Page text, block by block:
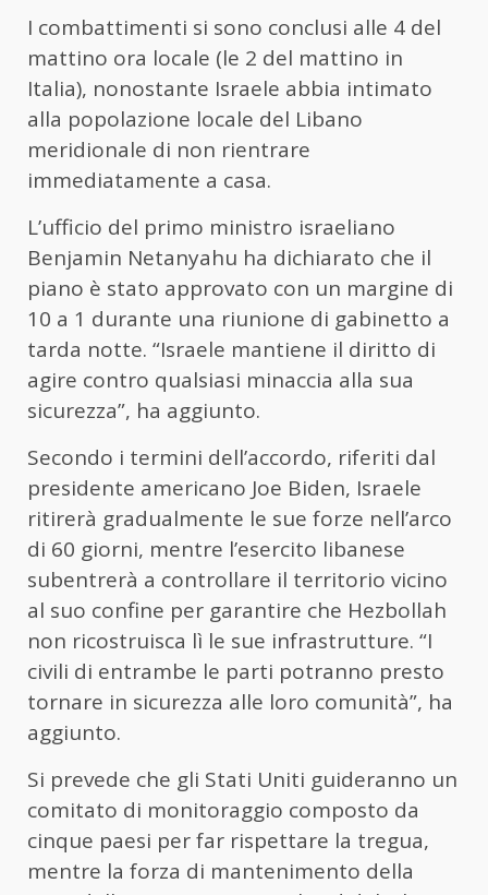
I combattimenti si sono conclusi alle 4 del
mattino ora locale (le 2 del mattino in
Italia), nonostante Israele abbia intimato
alla popolazione locale del Libano
meridionale di non rientrare
immediatamente a casa.
L’ufficio del primo ministro israeliano
Benjamin Netanyahu ha dichiarato che il
piano è stato approvato con un margine di
10 a 1 durante una riunione di gabinetto a
tarda notte. “Israele mantiene il diritto di
agire contro qualsiasi minaccia alla sua
sicurezza”, ha aggiunto.
Secondo i termini dell’accordo, riferiti dal
presidente americano Joe Biden, Israele
ritirerà gradualmente le sue forze nell’arco
di 60 giorni, mentre l’esercito libanese
subentrerà a controllare il territorio vicino
al suo confine per garantire che Hezbollah
non ricostruisca lì le sue infrastrutture. “I
civili di entrambe le parti potranno presto
tornare in sicurezza alle loro comunità”, ha
aggiunto.
Si prevede che gli Stati Uniti guideranno un
comitato di monitoraggio composto da
cinque paesi per far rispettare la tregua,
mentre la forza di mantenimento della